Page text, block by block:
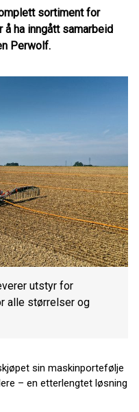
sortiment for
ha inngått samarbeid
Perwolf.
utstyr for
alle størrelser og
sin maskinportefølje
– en etterlengtet løsning